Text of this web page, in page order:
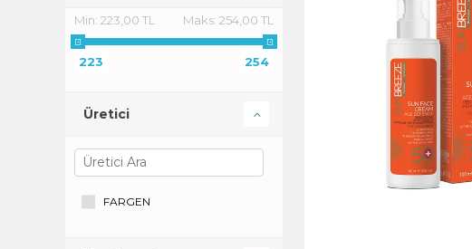
Min: 223,00 TL Maks: 254,00 TL
223 254
Üretici
FARGEN